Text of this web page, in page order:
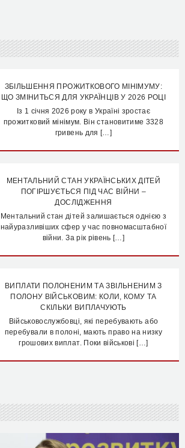
ЗБІЛЬШЕННЯ ПРОЖИТКОВОГО МІНІМУМУ:
ЩО ЗМІНИТЬСЯ ДЛЯ УКРАЇНЦІВ У 2026 РОЦІ
Із 1 січня 2026 року в Україні зростає
прожитковий мінімум. Він становитиме 3328
гривень для […]
МЕНТАЛЬНИЙ СТАН УКРАЇНСЬКИХ ДІТЕЙ
ПОГІРШУЄТЬСЯ ПІД ЧАС ВІЙНИ –
ДОСЛІДЖЕННЯ
Ментальний стан дітей залишається однією з
найуразливіших сфер у час повномасштабної
війни. За рік рівень […]
ВИПЛАТИ ПОЛОНЕНИМ ТА ЗВІЛЬНЕНИМ З
ПОЛОНУ ВІЙСЬКОВИМ: КОЛИ, КОМУ ТА
СКІЛЬКИ ВИПЛАЧУЮТЬ
Військовослужбовці, які перебувають або
перебували в полоні, мають право на низку
грошових виплат. Поки військові […]